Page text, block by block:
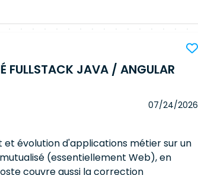
FULLSTACK JAVA / ANGULAR
07/24/2026
évolution d'applications métier sur un
(essentiellement Web), en
couvre aussi la correction